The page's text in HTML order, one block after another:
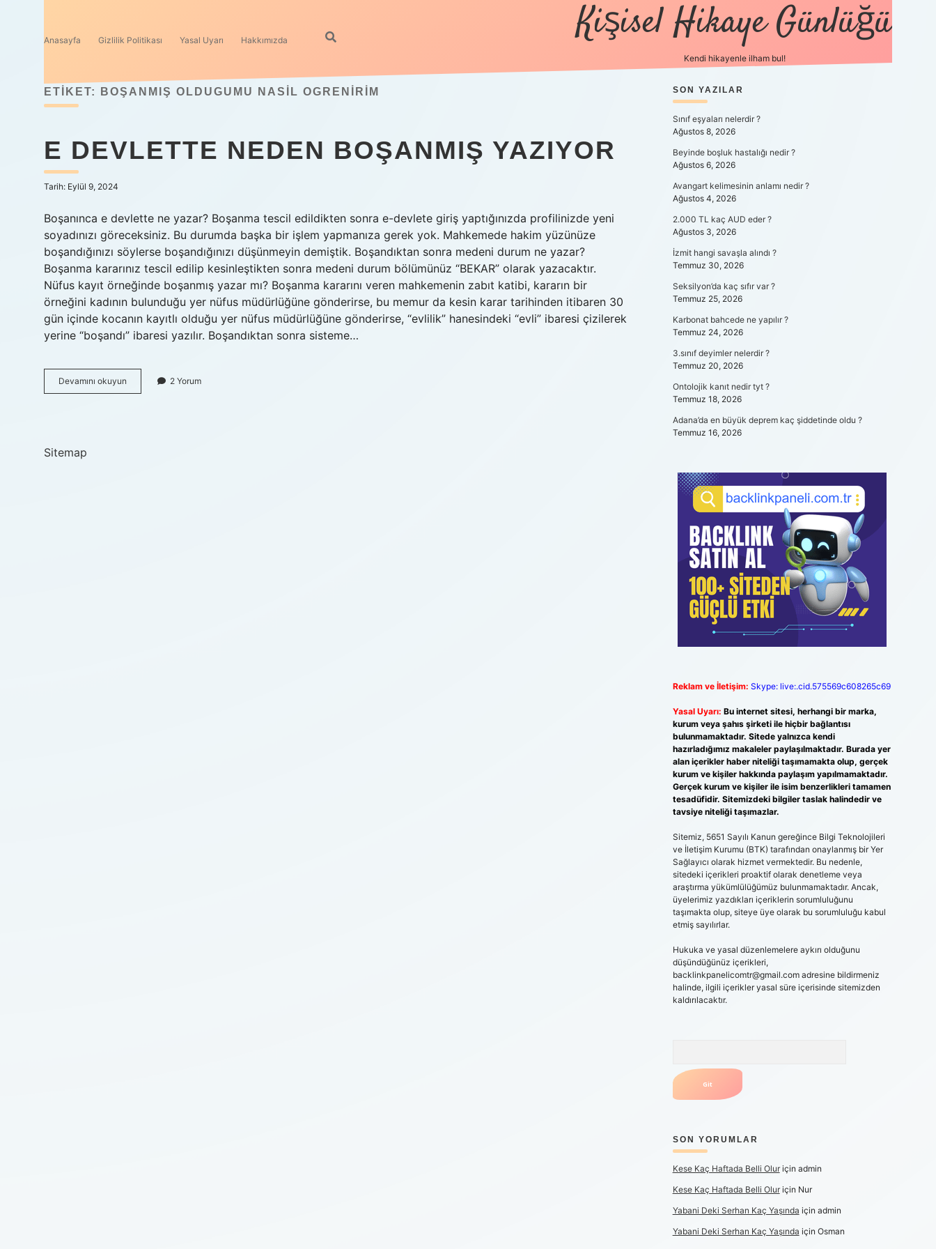
Anasayfa Gizlilik Politikası Yasal Uyarı Hakkımızda Kişisel Hikaye Günlüğü
Kendi hikayenle ilham bul!
ETIKET: BOŞANMIŞ OLDUGUMU NASIL OGRENIRIM
E DEVLETTE NEDEN BOŞANMIŞ YAZIYOR
Tarih: Eylül 9, 2024
Boşanınca e devlette ne yazar? Boşanma tescil edildikten sonra e-devlete giriş yaptığınızda profilinizde yeni
soyadınızı göreceksiniz. Bu durumda başka bir işlem yapmanıza gerek yok. Mahkemede hakim yüzünüze
boşandığınızı söylerse boşandığınızı düşünmeyin demiştik. Boşandıktan sonra medeni durum ne yazar?
Boşanma kararınız tescil edilip kesinleştikten sonra medeni durum bölümünüz “BEKAR” olarak yazacaktır.
Nüfus kayıt örneğinde boşanmış yazar mı? Boşanma kararını veren mahkemenin zabıt katibi, kararın bir
örneğini kadının bulunduğu yer nüfus müdürlüğüne gönderirse, bu memur da kesin karar tarihinden itibaren 30
gün içinde kocanın kayıtlı olduğu yer nüfus müdürlüğüne gönderirse, “evlilik” hanesindeki “evli” ibaresi çizilerek
yerine “boşandı” ibaresi yazılır. Boşandıktan sonra sisteme…
Devamını okuyun
Devlette
2 Yorum
Sitemap
SIDEBAR
SON YAZILAR
Sınıf eşyaları nelerdir ?
Ağustos 8, 2026
Beyinde boşluk hastalığı nedir ?
Ağustos 6, 2026
Avangart kelimesinin anlamı nedir ?
Ağustos 4, 2026
2.000 TL kaç AUD eder ?
Ağustos 3, 2026
İzmit hangi savaşla alındı ?
Temmuz 30, 2026
Seksilyon’da kaç sıfır var ?
Temmuz 25, 2026
Karbonat bahcede ne yapılır ?
Temmuz 24, 2026
3.sınıf deyimler nelerdir ?
Temmuz 20, 2026
Ontolojik kanıt nedir tyt ?
Temmuz 18, 2026
Adana’da en büyük deprem kaç şiddetinde oldu ?
Temmuz 16, 2026
Reklam ve İletişim: Skype: live:.cid.575569c608265c69
Yasal Uyarı: Bu internet sitesi, herhangi bir marka,
kurum veya şahıs şirketi ile hiçbir bağlantısı
bulunmamaktadır. Sitede yalnızca kendi
hazırladığımız makaleler paylaşılmaktadır. Burada yer
alan içerikler haber niteliği taşımamakta olup, gerçek
kurum ve kişiler hakkında paylaşım yapılmamaktadır.
Gerçek kurum ve kişiler ile isim benzerlikleri tamamen
tesadüfidir. Sitemizdeki bilgiler taslak halindedir ve
tavsiye niteliği taşımazlar.
Sitemiz, 5651 Sayılı Kanun gereğince Bilgi Teknolojileri
ve İletişim Kurumu (BTK) tarafından onaylanmış bir Yer
Sağlayıcı olarak hizmet vermektedir. Bu nedenle,
sitedeki içerikleri proaktif olarak denetleme veya
araştırma yükümlülüğümüz bulunmamaktadır. Ancak,
üyelerimiz yazdıkları içeriklerin sorumluluğunu
taşımakta olup, siteye üye olarak bu sorumluluğu kabul
etmiş sayılırlar.
Hukuka ve yasal düzenlemelere aykırı olduğunu
düşündüğünüz içerikleri,
backlinkpanelicomtr@gmail.comadresine bildirmeniz
halinde, ilgili içerikler yasal süre içerisinde sitemizden
kaldırılacaktır.
SON YORUMLAR
Kese Kaç Haftada Belli Oluriçin admin
Kese Kaç Haftada Belli Oluriçin Nur
Yabani Deki Serhan Kaç Yaşında için admin
Yabani Deki Serhan Kaç Yaşında için Osman